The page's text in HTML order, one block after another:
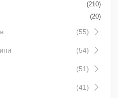
(210)
(20)
(55)
(54)
(51)
(41)